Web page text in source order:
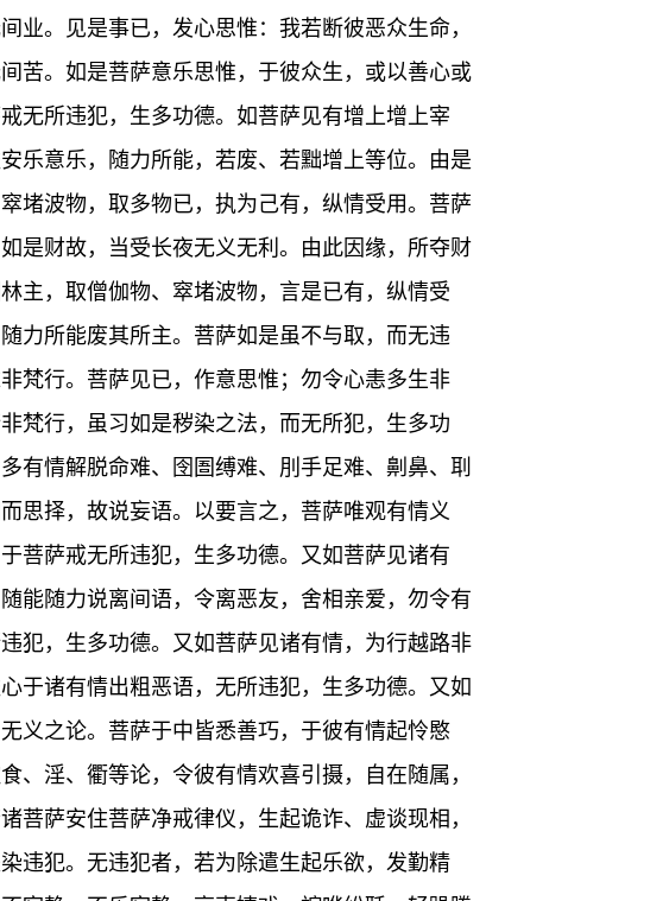
业。见是事已，发心思惟：我若断彼恶众生命，
苦。如是菩萨意乐思惟，于彼众生，或以善心或
无所违犯，生多功德。如菩萨见有增上增上宰
乐意乐，随力所能，若废、若黜增上等位。由是
堵波物，取多物已，执为己有，纵情受用。菩萨
是财故，当受长夜无义无利。由此因缘，所夺财
主，取僧伽物、窣堵波物，言是已有，纵情受
力所能废其所主。菩萨如是虽不与取，而无违
梵行。菩萨见已，作意思惟；勿令心恚多生非
梵行，虽习如是秽染之法，而无所犯，生多功
有情解脱命难、囹圄缚难、刖手足难、劓鼻、刵
思择，故说妄语。以要言之，菩萨唯观有情义
菩萨戒无所违犯，生多功德。又如菩萨见诸有
能随力说离间语，令离恶友，舍相亲爱，勿令有
犯，生多功德。又如菩萨见诸有情，为行越路非
于诸有情出粗恶语，无所违犯，生多功德。又如
义之论。菩萨于中皆悉善巧，于彼有情起怜愍
、淫、衢等论，令彼有情欢喜引摄，自在随属，
菩萨安住菩萨净戒律仪，生起诡诈、虚谈现相，
违犯。无违犯者，若为除遣生起乐欲，发勤精